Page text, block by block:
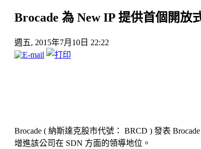
Brocade 為 New IP 提供首個開放
週五, 2015年7月10日 22:22
Brocade ( 納斯達克股市代號： BRCD ) 發表
增進該公司在 SDN 方面的領導地位。